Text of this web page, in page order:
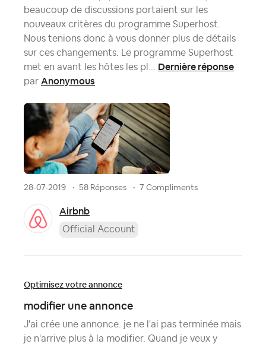
beaucoup de discussions portaient sur les
nouveaux critères du programme Superhost.
Nous tenions donc à vous donner plus de détails
sur ces changements. Le programme Superhost
met en avant les hôtes les pl... Dernière réponse
par Anonymous
28-07-2019 58 Réponses 7 Compliments
Airbnb
Official Account
Optimisez votre annonce
modifier une annonce
J'ai crée une annonce. je ne l'ai pas terminée mais
je n'arrive plus à la modifier. Quand je veux y